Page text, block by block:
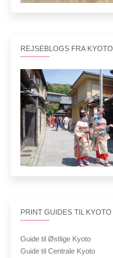
REJSEBLOGS FRA KYOTO
PRINT GUIDES TIL KYOTO
Guide til Østlige Kyoto
Guide til Centrale Kyoto